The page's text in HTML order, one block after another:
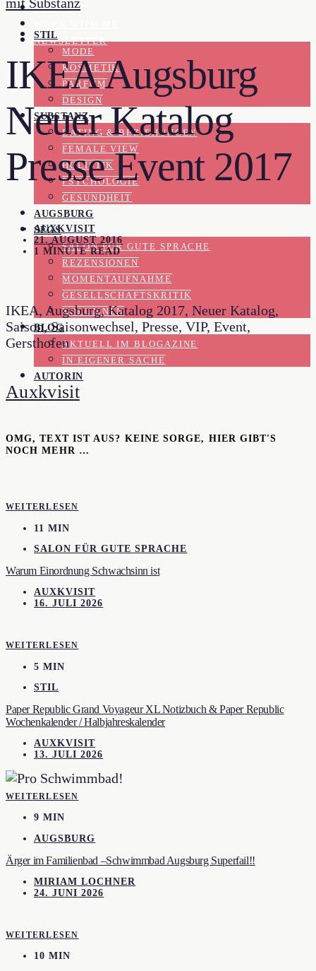
KONTAKT
NEWSLETTER
STIL
MODE
KOSMETIK
PARFUM
DESIGN
SUBSTANZ
DATING & BEZIEHUNGEN
FEMALE VIEW
HOLISTIK
PSYCHOLOGIE
GESUNDHEIT
AUGSBURG
SFGS
SALON FÜR GUTE SPRACHE
REZENSIONEN
MOMENTAUFNAHME
GESELLSCHAFTSKRITIK
KOLUMNEN
BLOG
AKTUELL IM BLOGAZINE
IN EIGENER SACHE
AUTORIN
IKEA Augsburg
Neuer Katalog
Presse Event 2017
AUXKVISIT
21. AUGUST 2016
1 MINUTE READ
IKEA, Augsburg, Katalog 2017, Neuer Katalog,
Saison, Saisonwechsel, Presse, VIP, Event,
Gersthofen
Auxkvisit
OMG, TEXT IST AUS? KEINE SORGE, HIER GIBT'S
NOCH MEHR …
WEITERLESEN
11 MIN
SALON FÜR GUTE SPRACHE
Warum Einordnung Schwachsinn ist
AUXKVISIT
16. JULI 2026
WEITERLESEN
5 MIN
STIL
Paper Republic Grand Voyageur XL Notizbuch & Paper Republic
Wochenkalender / Halbjahreskalender
AUXKVISIT
13. JULI 2026
WEITERLESEN
9 MIN
AUGSBURG
Ärger im Familienbad –Schwimmbad Augsburg Superfail!!
MIRIAM LOCHNER
24. JUNI 2026
WEITERLESEN
10 MIN